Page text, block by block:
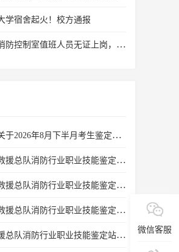
学宿舍起火！校方通报
室值班人员无证上岗，这个小区物业被罚
年8月下半月考生鉴定缴费缴款码公示的公告
职业技能鉴定站2026年8月下半月消防设施操作员职业技能鉴定公告
业技能鉴定站2026年8月16-31日批次消防设施操作员职业技能鉴定公告
职业技能鉴定站2026年8月消防设施操作员职业技能鉴定考试公告
业技能鉴定站 2026年8月第二批次消防设施操作员职业技能鉴定公告
微信客服